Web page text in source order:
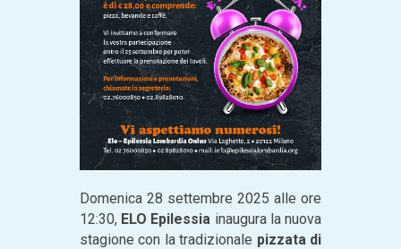
Domenica 28 settembre 2025 alle ore
12:30, ELO Epilessia inaugura la nuova
stagione con la tradizionale pizzata di